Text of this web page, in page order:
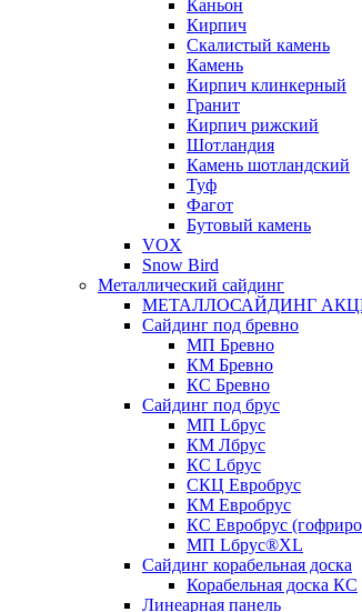
Каньон
Кирпич
Скалистый камень
Камень
Кирпич клинкерный
Гранит
Кирпич рижский
Шотландия
Камень шотландский
Туф
Фагот
Бутовый камень
VOX
Snow Bird
Металлический сайдинг
МЕТАЛЛОСАЙДИНГ
Сайдинг под бревно
МП Бревно
КМ Бревно
КС Бревно
Сайдинг под брус
МП Lбрус
КМ Лбрус
КС Lбрус
СКЦ Евробрус
КМ Евробрус
КС Евробрус
МП Lбрус®XL
Сайдинг корабельная доска
Корабельная доска КС
Линеарная панель